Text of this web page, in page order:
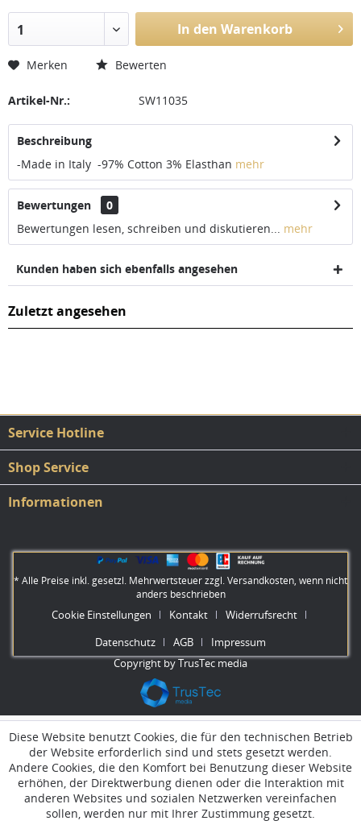
1 In den Warenkorb
Merken Bewerten
Artikel-Nr.: SW11035
Beschreibung
-Made in Italy -97% Cotton 3% Elasthan mehr
Bewertungen
0
Bewertungen lesen, schreiben und diskutieren... mehr
Kunden haben sich ebenfalls angesehen
Zuletzt angesehen
Service Hotline
Shop Service
Informationen
* Alle Preise inkl. gesetzl. Mehrwertsteuer zzgl.Versandkosten, wenn nicht
anders beschrieben
Cookie Einstellungen Kontakt
Widerrufsrecht
Datenschutz
AGB
Impressum
Copyright by TrusTec media
Diese Website benutzt Cookies, die für den technischen Betrieb
der Website erforderlich sind und stets gesetzt werden.
Andere Cookies, die den Komfort bei Benutzung dieser Website
erhöhen, der Direktwerbung dienen oder die Interaktion mit
anderen Websites und sozialen Netzwerken vereinfachen
sollen, werden nur mit Ihrer Zustimmung gesetzt.